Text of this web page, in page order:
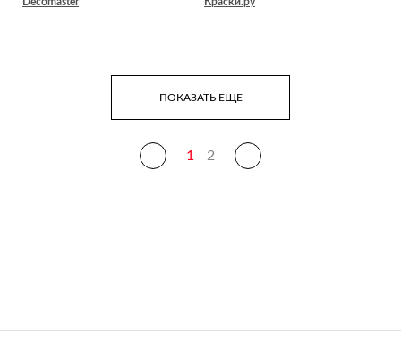
ПОКАЗАТЬ ЕЩЕ
1 2